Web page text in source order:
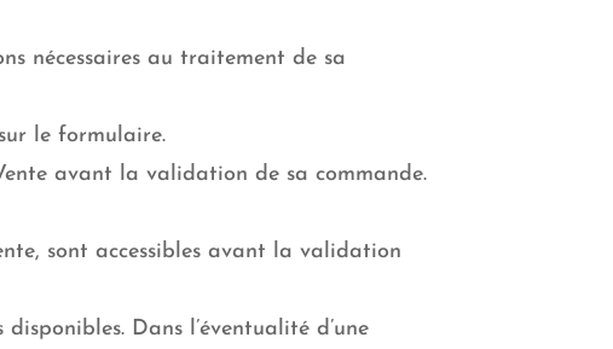
nécessaires au traitement de sa
le formulaire.
avant la validation de sa commande.
sont accessibles avant la validation
Dans l’éventualité d’une